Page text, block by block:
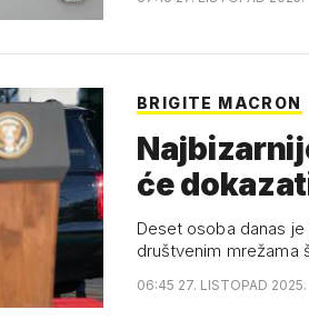
BRIGITE MACRON
će
Deset osoba danas
društvenim mrežama
06:45 27. LISTOPAD 2025.